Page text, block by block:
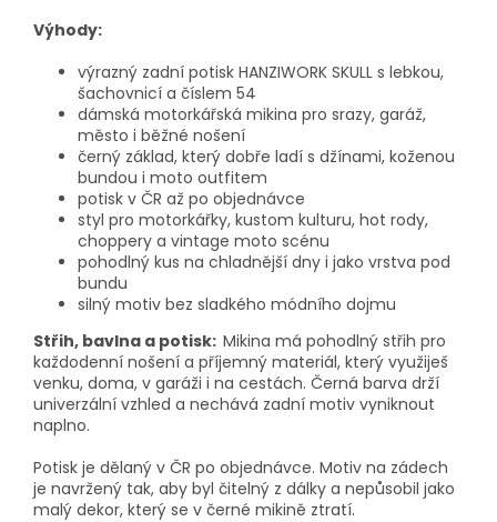
Výhody:
výrazný zadní potisk HANZIWORK SKULL s lebkou,
šachovnicí a číslem 54
dámská motorkářská mikina pro srazy, garáž,
město i běžné nošení
černý základ, který dobře ladí s džínami, koženou
bundou i moto outfitem
potisk v ČR až po objednávce
styl pro motorkářky, kustom kulturu, hot rody,
choppery a vintage moto scénu
pohodlný kus na chladnější dny i jako vrstva pod
bundu
silný motiv bez sladkého módního dojmu
Střih, bavlna a potisk: Mikina má pohodlný střih pro
každodenní nošení a příjemný materiál, který využiješ
venku, doma, v garáži i na cestách. Černá barva drží
univerzální vzhled a nechává zadní motiv vyniknout
naplno.
Potisk je dělaný v ČR po objednávce. Motiv na zádech
je navržený tak, aby byl čitelný z dálky a nepůsobil jako
malý dekor, který se v černé mikině ztratí.